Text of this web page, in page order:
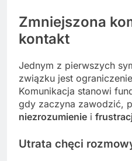
Zmniejszona
kontakt
Jednym z pierwszych
związku jest
Komunikacja stanowi
gdy zaczyna zawodzić,
niezrozumienie i
Utrata chęci